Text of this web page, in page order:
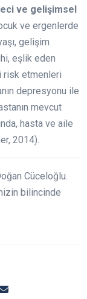
ve gelişimsel
ve ergenlerde
gelişim
eşlik eden
risk etmenleri
depresyonu ile
mevcut
hasta ve aile
2014).
Cüceloğlu.
bilincinde